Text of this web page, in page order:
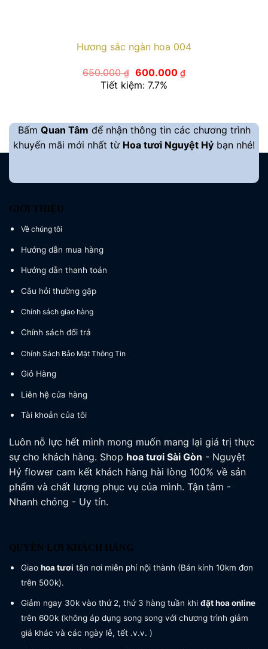
Hương sắc ngàn hoa 004
650.000₫ Giá
gốc
là:
600.000 ₫Giá
hiện
Tiết kiệm: 7.7%
Bấm Quan Tâm để nhận thông tin các chương trình
khuyến mãi mới nhất từ Hoa tươi Nguyệt Hỷ bạn nhé!
GIỚI THIỆU
Về chúng tôi
Hướng dẫn mua hàng
Hướng dẫn thanh toán
Câu hỏi thường gặp
Chính sách giao hàng
Chính sách đổi trả
Chính Sách Bảo Mật Thông Tin
Giỏ Hàng
Liên hệ cửa hàng
Tài khoản của tôi
Luôn nỗ lực hết mình mong muốn mang lại giá trị thực
sự cho khách hàng. Shop hoa tươi Sài Gòn - Nguyệt
Hỷ flower cam kết khách hàng hài lòng 100% về sản
phẩm và chất lượng phục vụ của mình. Tận tâm -
Nhanh chóng - Uy tín.
QUYỀN LỢI KHÁCH HÀNG
Giao hoa tươi tận nơi miễn phí nội thành (Bán kính 10km đơn
trên 500k).
Giảm ngay 30k vào thứ 2, thứ 3 hàng tuần khi đặt hoa online
trên 600k (không áp dụng song song với chương trình giảm
giá khác và các ngày lễ, tết .v.v. )